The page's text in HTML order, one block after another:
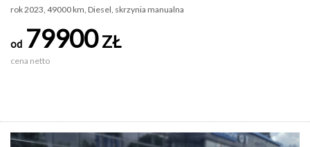
rok 2023, 49000 km, Diesel, skrzynia manualna
od 79900ZŁ
cena netto